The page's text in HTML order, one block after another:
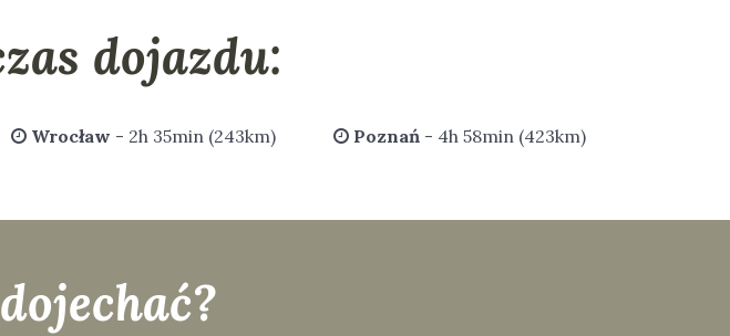
dojazdu:
Wrocław - 2h 35min (243km) Poznań- 4h 58min (423km)